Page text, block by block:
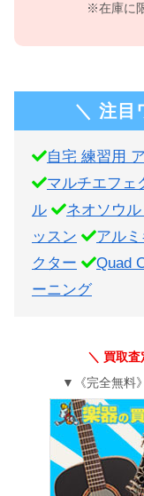
※在庫に
＼ 注目
自宅 練習用
マルチエフェ
ル
ネオソウ
ッスン
アル
クター
Quad
ーニング
＼ 買取査
▼《完全無料